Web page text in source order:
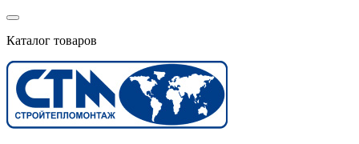
Каталог товаров